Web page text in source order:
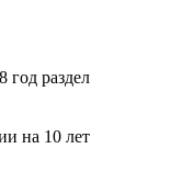
год раздел
на 10 лет